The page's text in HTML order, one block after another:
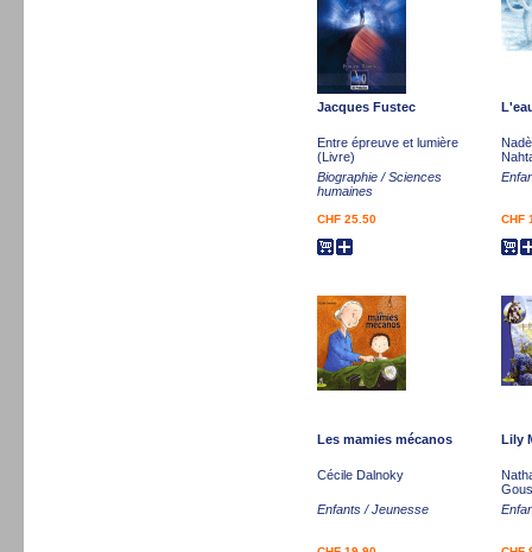
Jacques Fustec
Entre épreuve et lumière
(Livre)
Biographie / Sciences
humaines
CHF 25.50 CHF
Les mamies mécanos
Cécile Dalnoky
Enfants / Jeunesse
Lily